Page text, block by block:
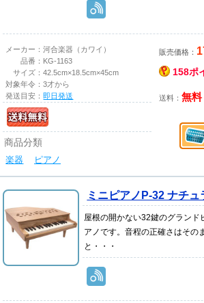
メーカー：河合楽器（カワイ）
品番： KG-1163
サイズ：42.5cm×18.5cm×45cm
対象年令：3才から
発送目安：即日発送
商品分類
楽器 ピアノ
販売価格：
158ポ
送料：無料
ミニピアノP-32 ナチュ
屋根の開かない32鍵のグランド
アノです。音程の正確さはその
と・・・